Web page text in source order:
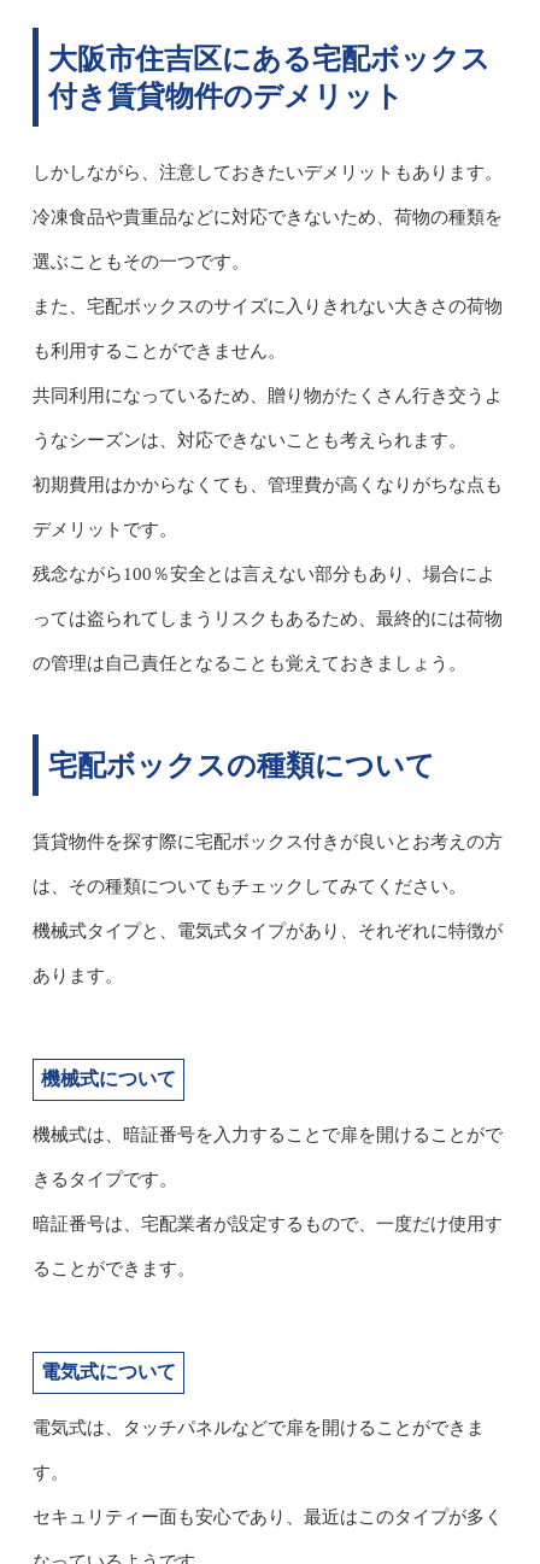
大阪市住吉区にある宅配ボックス
付き賃貸物件のデメリット
しかしながら、注意しておきたいデメリットもあります。
冷凍食品や貴重品などに対応できないため、荷物の種類を
選ぶこともその一つです。
また、宅配ボックスのサイズに入りきれない大きさの荷物
も利用することができません。
共同利用になっているため、贈り物がたくさん行き交うよ
うなシーズンは、対応できないことも考えられます。
初期費用はかからなくても、管理費が高くなりがちな点も
デメリットです。
残念ながら100％安全とは言えない部分もあり、場合によ
っては盗られてしまうリスクもあるため、最終的には荷物
の管理は自己責任となることも覚えておきましょう。
宅配ボックスの種類について
賃貸物件を探す際に宅配ボックス付きが良いとお考えの方
は、その種類についてもチェックしてみてください。
機械式タイプと、電気式タイプがあり、それぞれに特徴が
あります。
機械式について
機械式は、暗証番号を入力することで扉を開けることがで
きるタイプです。
暗証番号は、宅配業者が設定するもので、一度だけ使用す
ることができます。
電気式について
電気式は、タッチパネルなどで扉を開けることができま
す。
セキュリティー面も安心であり、最近はこのタイプが多く